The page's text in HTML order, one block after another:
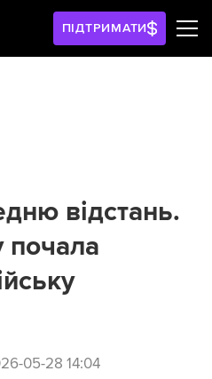
ПІДТРИМАТИ
відстань.
почала
05-28 14:04